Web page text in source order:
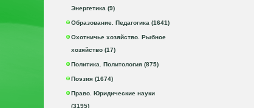
Энергетика (9)
Образование. Педагогика (1641)
Охотничье хозяйство. Рыбное
хозяйство (17)
Политика. Политология (875)
Поэзия (1674)
Право. Юридические науки
(3195)